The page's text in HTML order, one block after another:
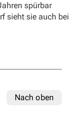
spürbar
sieht sie auch bei
Nach oben